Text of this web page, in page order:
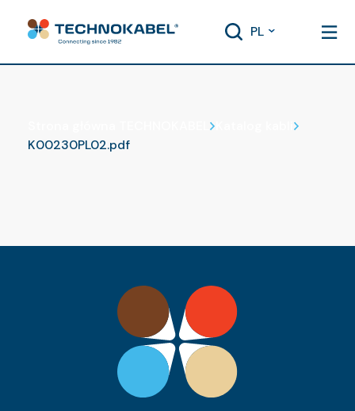
PL
Katalog kabli
K00230PL02.pdf